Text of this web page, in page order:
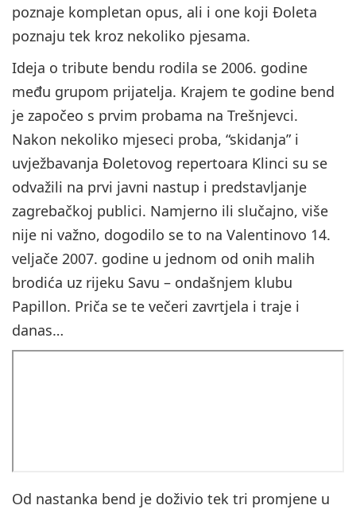
poznaje kompletan opus, ali i one koji Đoleta
poznaju tek kroz nekoliko pjesama.
Ideja o tribute bendu rodila se 2006. godine
među grupom prijatelja. Krajem te godine bend
je započeo s prvim probama na Trešnjevci.
Nakon nekoliko mjeseci proba, “skidanja” i
uvježbavanja Đoletovog repertoara Klinci su se
odvažili na prvi javni nastup i predstavljanje
zagrebačkoj publici. Namjerno ili slučajno, više
nije ni važno, dogodilo se to na Valentinovo 14.
veljače 2007. godine u jednom od onih malih
brodića uz rijeku Savu – ondašnjem klubu
Papillon. Priča se te večeri zavrtjela i traje i
danas…
Od nastanka bend je doživio tek tri promjene u